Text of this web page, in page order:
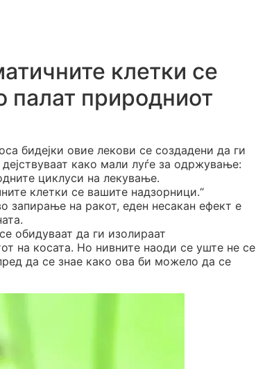
клетки се
палат природниот
бидејки овие лекови се создадени да ги
како мали луѓе за одржување:
циклуси на лекување.
клетки се вашите надзорници.“
запирање на ракот, еден несакан ефект е
обидуваат да ги изолираат
на косата. Но нивните наоди се уште не се
да се знае како ова би можело да се